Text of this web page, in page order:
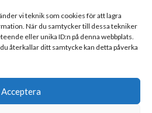
vi teknik som cookies för att lagra
När du samtycker till dessa tekniker
eller unika ID:n på denna webbplats.
återkallar ditt samtycke kan detta påverka
Acceptera
ses som en guide, inte en manual. Om
och/eller är felaktig, skicka gärna ett